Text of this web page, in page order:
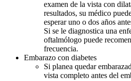
examen de la vista con
resultados, su médico
esperar uno o dos años
Si se le diagnostica una
oftalmólogo puede
frecuencia.
Embarazo con diabetes
Si planea quedar
vista completo antes del